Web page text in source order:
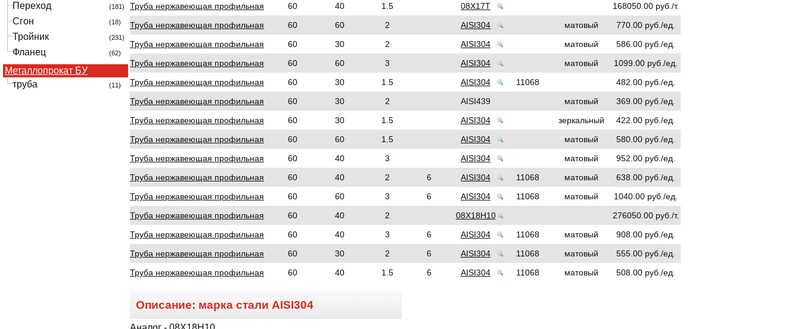
Переход (181)
Сгон (18)
Тройник (231)
Фланец (62)
Металлопрокат БУ
труба
(11)
Труба нержавеющая профильная
60 40 1.5 08Х17Т
168050.00 руб./т.
Труба нержавеющая профильная
60 60 2 AISI304 матовый
770.00 руб./ед.
Труба нержавеющая профильная
60 30 2 AISI304 матовый
586.00 руб./ед.
Труба нержавеющая профильная
60 60 3 AISI304 матовый
1099.00 руб./ед.
Труба нержавеющая профильная
60 30 1.5 AISI304 11068
482.00 руб./ед.
Труба нержавеющая профильная
60 30 2 AISI439 матовый
369.00 руб./ед.
Труба нержавеющая профильная
60 30 1.5 AISI304 зеркальный
422.00 руб./ед.
Труба нержавеющая профильная
60 60 1.5 AISI304 матовый
580.00 руб./ед.
Труба нержавеющая профильная
60 40 3 AISI304 матовый
952.00 руб./ед.
Труба нержавеющая профильная
60 40 2 6 AISI304 11068 матовый
638.00 руб./ед.
Труба нержавеющая профильная
60 60 3 6 AISI304 11068 матовый
1040.00 руб./ед.
Труба нержавеющая профильная
60 40 2 08Х18Н10
276050.00 руб./т.
Труба нержавеющая профильная
60 40 3 6 AISI304 11068 матовый
908.00 руб./ед.
Труба нержавеющая профильная
60 30 2 6 AISI304 11068 матовый
555.00 руб./ед.
Труба нержавеющая профильная
60 40 1.5 6 AISI304 11068 матовый 508.00 руб./ед.
Описание: марка стали AISI304